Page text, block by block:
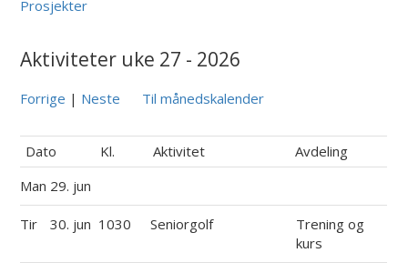
Prosjekter
Aktiviteter uke 27 - 2026
Forrige | Neste Til månedskalender
Dato Kl. Aktivitet
Avdeling
Man 29. jun
Tir 30. jun 1030 Seniorgolf
Trening og
kurs